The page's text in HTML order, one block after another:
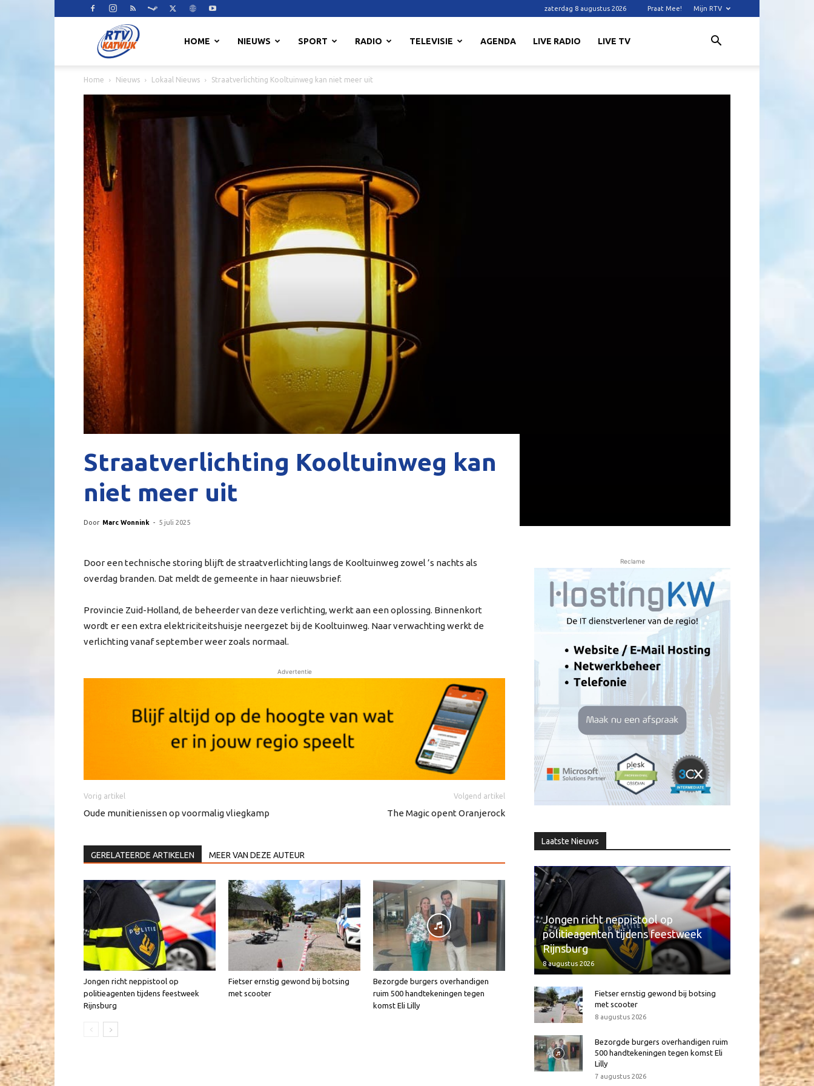
zaterdag 8 augustus 2026 Praat Mee! Mijn RTV
HOME NIEUWS SPORT RADIO TELEVISIE AGENDA LIVE RADIO LIVE TV
Home Nieuws Lokaal Nieuws Straatverlichting Kooltuinweg kan niet meer uit
Straatverlichting Kooltuinweg kan
niet meer uit
Door Marc Wonnink - 5 juli 2025
Door een technische storing blijft de straatverlichting langs de Kooltuinweg zowel ’s nachts als
overdag branden. Dat meldt de gemeente in haar nieuwsbrief.
Provincie Zuid-Holland, de beheerder van deze verlichting, werkt aan een oplossing. Binnenkort
wordt er een extra elektriciteitshuisje neergezet bij de Kooltuinweg. Naar verwachting werkt de
verlichting vanaf september weer zoals normaal.
Advertentie
Vorig artikel
Oude munitienissen op voormalig vliegkamp
Volgend artikel
The Magic opent Oranjerock
GERELATEERDE ARTIKELEN MEER VAN DEZE AUTEUR
Jongen richt neppistool op
politieagenten tijdens feestweek
Rijnsburg
Fietser ernstig gewond bij botsing
met scooter
Bezorgde burgers overhandigen
ruim 500 handtekeningen tegen
komst Eli Lilly
Reclame
Laatste Nieuws
Jongen richt neppistool op
politieagenten tijdens feestweek
Rijnsburg
8 augustus 2026
Fietser ernstig gewond bij botsing
met scooter
8 augustus 2026
Bezorgde burgers overhandigen ruim
500 handtekeningen tegen komst Eli
Lilly
7 augustus 2026